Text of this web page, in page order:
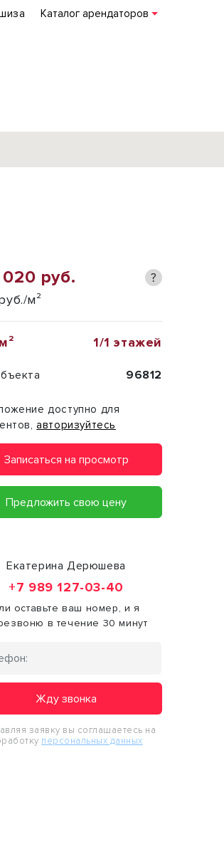
Каталог арендаторов
020 руб. ?
м²
1/1 этажей
96812
доступно для
авторизуйтесь
Записаться на просмотр
Предложить свою цену
Екатерина Дерюшева
+7 989 127-03-40
оставьте ваш номер, и я
в течение 30 минут
Жду звонка
заявку вы соглашаетесь на
персональных данных